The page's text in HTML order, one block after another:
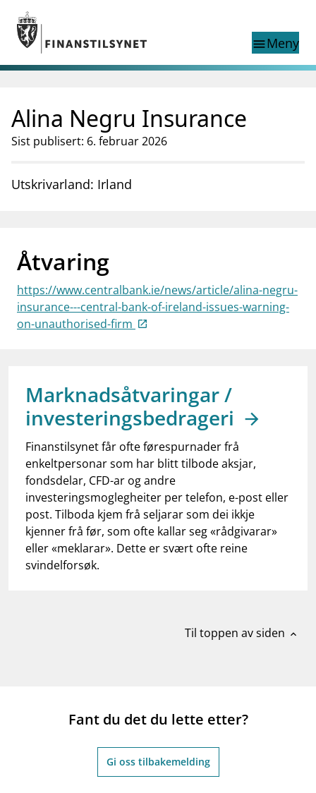
Gå til hovedinnhold
Gå til søkesiden
menuMeny
nettstedet
English
English
English home page
Tilsyn
Finanstilsynets registre
businessOm Finanstilsynet
mail_outlineKontakt oss
work_outlineJobb hos oss
notifications_none Abonner på nyhetsvarsel
Alina Negru Insurance
Sist publisert: 6. februar 2026
Utskrivarland: Irland
Åtvaring
https://www.centralbank.ie/news/article/alina-negru-
insurance---central-bank-of-ireland-issues-warning-
on-unauthorised-firm
Marknadsåtvaringar /
investeringsbedrageri
Finanstilsynet får ofte førespurnader frå
enkeltpersonar som har blitt tilbode aksjar,
fondsdelar, CFD-ar og andre
investeringsmoglegheiter per telefon, e-post eller
post. Tilboda kjem frå seljarar som dei ikkje
kjenner frå før, som ofte kallar seg «rådgivarar»
eller «meklarar». Dette er svært ofte reine
svindelforsøk.
Til toppen av siden expand_less
Fant du det du lette etter?
Gi oss tilbakemelding